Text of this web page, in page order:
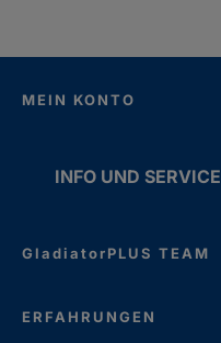
MEIN KONTO
INFO UND SERVICE
GladiatorPLUS TEAM
ERFAHRUNGEN